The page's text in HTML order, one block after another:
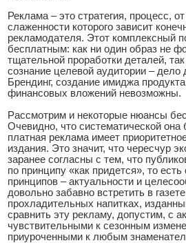
Реклама – это стратегия, процесс,
слаженности которого зависит
рекламодателя. Этот комплексный
бесплатным: как ни один образ не
тщательной проработки деталей,
сознание целевой аудитории – дело
Брендинг, создание имиджа
финансовых вложений невозможны.
Рассмотрим и некоторые нюансы
Очевидно, что систематической она
платная реклама имеет
издания. Это значит, что чересчур
заранее согласны с тем, что
по принципу «как придется», то
принципов – актуальности и
довольно забавно встретить в
прохладительных напитках,
сравнить эту рекламу, допустим, с
чувствительными к сезонным
приуроченными к любым